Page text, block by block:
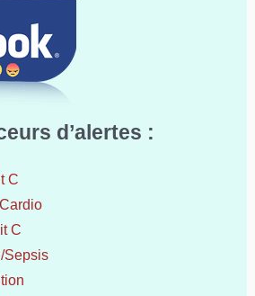
d’alertes :
C
C
Sepsis